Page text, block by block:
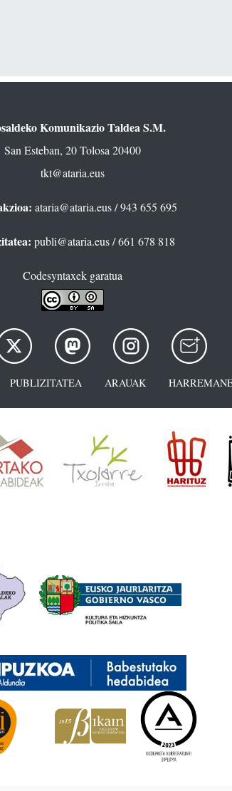
Komunikazio Taldea S.M.
San Esteban, 20 Tolosa 20400
tkt@ataria.eus
ataria@ataria.eus/ 943 655 695
publi@ataria.eus/ 661 678 818
Codesyntaxek garatua
PUBLIZITATEA ARAUAK